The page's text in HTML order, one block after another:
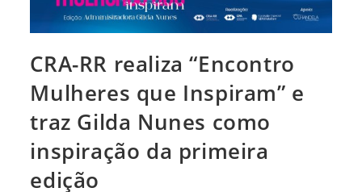
CRA-RR realiza “Encontro
Mulheres que Inspiram” e
traz Gilda Nunes como
inspiração da primeira
edição